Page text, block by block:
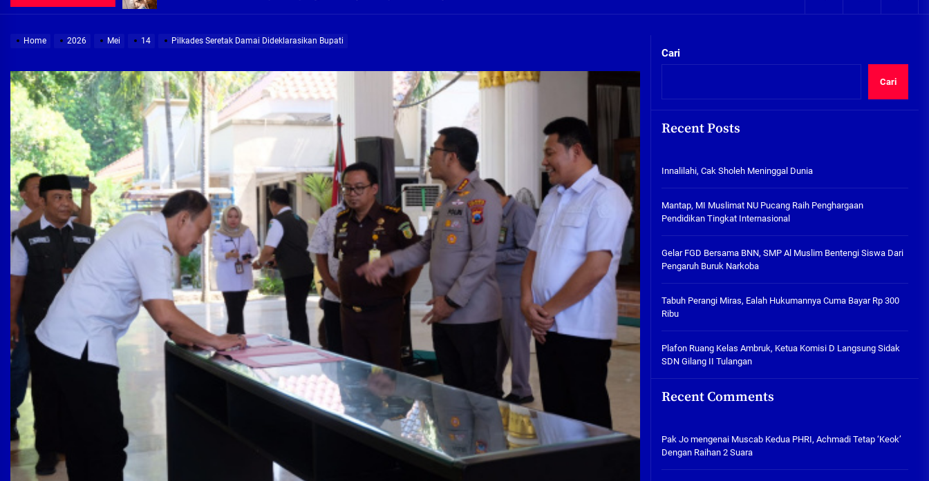
SDN Gilang II Tulangan
Mantap, MI Muslimat NU
Pucang Raih Penghargaan
Pendidikan Tingkat
Internasional
06/08/2026
Gelar FGD Bersama BNN, SMP Al
Muslim Bentengi Siswa Dari
05/08/2026
Hukumannya Cuma Bayar Rp
300 Ribu
Plafon Ruang Kelas Ambruk,
Ketua Komisi D Langsung Sidak
05/08/2026
Peduli Warga Miskin, Bupati Sidoarjo Masif Jalankan Program Rehab RTLH
Pembebasan Lahan Hampir Rampung, Pembangunan Fly over Gedangan Semakin Dekat
Terima aduan warga, Komisi A cari solusi masalah warga Seketi dan Urangagung
Demi Jajaran Direksi Delta Tirta Yang Profesional Dan Kapabel, Komisi B Dua Kali Panggil Pansel Dan Minta Ada Pakta Integritas
Home 2026 Mei 14 Pilkades Seretak Damai Dideklarasikan Bupati
Cari
Cari
Recent Posts
Innalilahi, Cak Sholeh Meninggal Dunia
Mantap, MI Muslimat NU Pucang Raih Penghargaan
Pendidikan Tingkat Internasional
Gelar FGD Bersama BNN, SMP Al Muslim Bentengi Siswa Dari
Pengaruh Buruk Narkoba
Tabuh Perangi Miras, Ealah Hukumannya Cuma Bayar Rp 300
Ribu
Plafon Ruang Kelas Ambruk, Ketua Komisi D Langsung Sidak
SDN Gilang II Tulangan
Recent Comments
Pak Jomengenai Muscab Kedua PHRI, Achmadi Tetap ‘Keok’
Dengan Raihan 2 Suara